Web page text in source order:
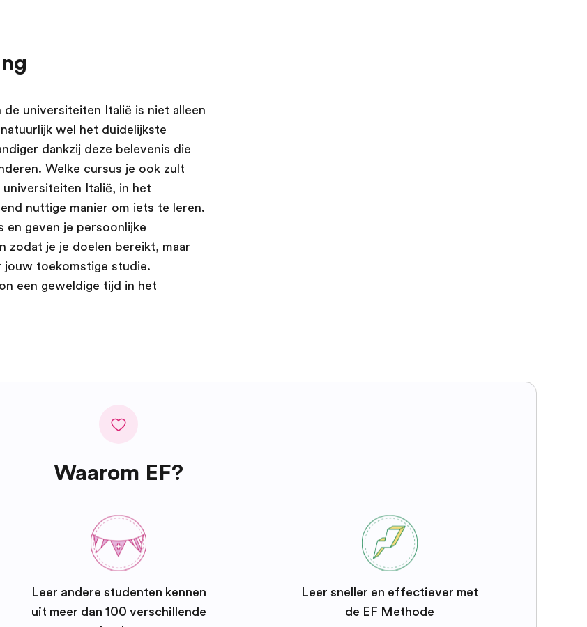
universiteiten Italië is niet alleen
wel het duidelijkste
dankzij deze belevenis die
Welke cursus je ook zult
Italië, in het
nuttige manier om iets te leren.
en geven je persoonlijke
zodat je je doelen bereikt, maar
jouw toekomstige studie.
een geweldige tijd in het
Waarom EF?
Leer andere studenten kennen
uit meer dan 100 verschillende
Leer sneller en effectiever met
de EF Methode